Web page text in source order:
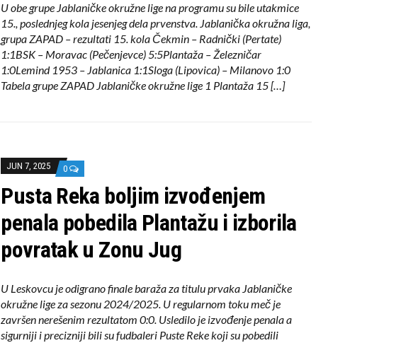
U obe grupe Jablaničke okružne lige na programu su bile utakmice
15., poslednjeg kola jesenjeg dela prvenstva. Jablanička okružna liga,
grupa ZAPAD – rezultati 15. kola Čekmin – Radnički (Pertate)
1:1BSK – Moravac (Pečenjevce) 5:5Plantaža – Železničar
1:0Lemind 1953 – Jablanica 1:1Sloga (Lipovica) – Milanovo 1:0
Tabela grupe ZAPAD Jablaničke okružne lige 1 Plantaža 15 […]
JUN 7, 2025 0
Pusta Reka boljim izvođenjem
penala pobedila Plantažu i izborila
povratak u Zonu Jug
U Leskovcu je odigrano finale baraža za titulu prvaka Jablaničke
okružne lige za sezonu 2024/2025. U regularnom toku meč je
završen nerešenim rezultatom 0:0. Usledilo je izvođenje penala a
sigurniji i precizniji bili su fudbaleri Puste Reke koji su pobedili